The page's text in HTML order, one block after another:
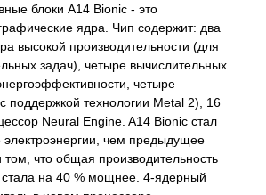
блоки A14 Bionic - это
ядра. Чип содержит: два
высокой производительности (для
задач), четыре вычислительных
четыре
поддержкой технологии Metal 2), 16
Neural Engine. A14 Bionic стал
электроэнергии, чем предыдущее
что общая производительность
стала на 40 % мощнее. 4-ядерный